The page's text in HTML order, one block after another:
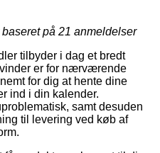
på 21 anmeldelser
tilbyder i dag et bredt
er for nærværende
for dig at hente dine
ind i din kalender.
samt desuden
til levering ved køb af